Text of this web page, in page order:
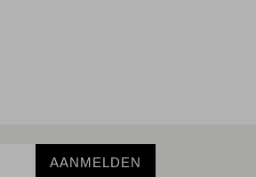
AANMELDEN